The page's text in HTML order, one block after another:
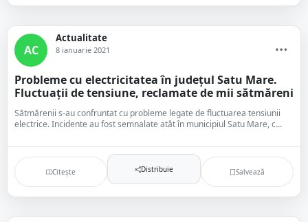
AC
Actualitate
8 ianuarie 2021
Probleme cu electricitatea în județul Satu Mare.
Fluctuații de tensiune, reclamate de mii sătmăreni
Sătmărenii s-au confruntat cu probleme legate de fluctuarea tensiunii
electrice. Incidente au fost semnalate atât în municipiul Satu Mare, c...
Citește Distribuie Salvează